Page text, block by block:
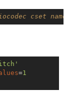
cset
=1